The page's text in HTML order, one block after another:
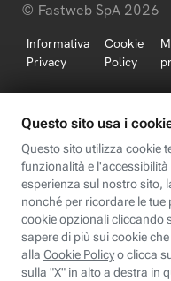
© Fastweb SpA 2026
Informativa
Privacy
Cookie
Policy